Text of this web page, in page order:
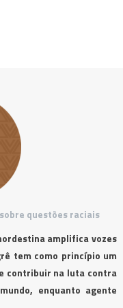
questões raciais
amplifica vozes
tem como princípio um
contribuir na luta contra
enquanto agente